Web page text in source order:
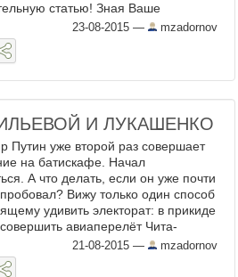
статью! Зная Ваше
к происходящим событиям на
...
23-08-2015 — mzadornov
И ЛУКАШЕНКО
Путин уже второй раз совершает
на батискафе. Начал
А что делать, если он уже почти
Вижу только один способ
удивить электорат: в прикиде
авиаперелёт Чита-
на батискафе с приделанным
двиг ...
21-08-2015 — mzadornov